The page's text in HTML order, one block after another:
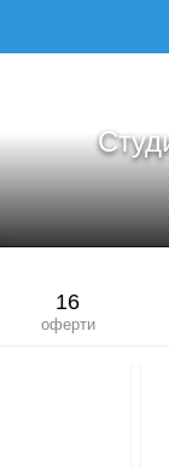
16
оферти